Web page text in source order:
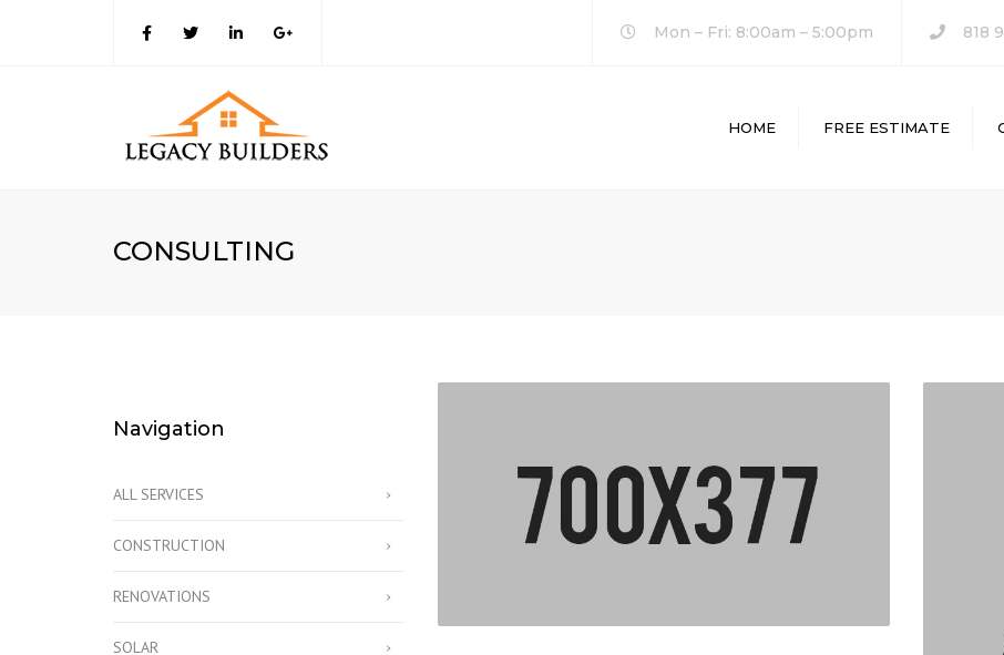
Mon – Fri: 8:00am – 5:00pm 818
HOME FREE ESTIMATE
CONSULTING
Navigation
ALL SERVICES
CONSTRUCTION
RENOVATIONS
SOLAR